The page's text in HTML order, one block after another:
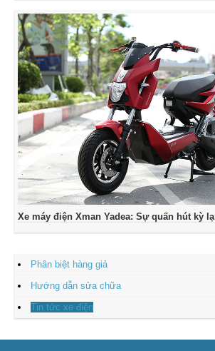
Xe máy điện Xman Yadea: Sự quấn hút kỳ lạ
Phân biệt hàng giả
Hướng dẫn sửa chữa
Tin tức xe điện